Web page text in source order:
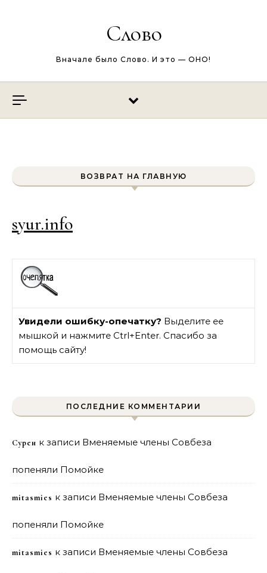
Слово
Вначале было Слово. И это — ОНО!
ВОЗВРАТ НА ГЛАВНУЮ
syur.info
Увидели ошибку-опечатку? Выделите ее
мышкой и нажмите Ctrl+Enter. Спасибо за
помощь сайту!
ПОСЛЕДНИЕ КОММЕНТАРИИ
Сурен к записи Вменяемые члены Совбеза
попеняли Помойке
mitasmies к записи Вменяемые члены Совбеза
попеняли Помойке
mitasmies к записи Вменяемые члены Совбеза